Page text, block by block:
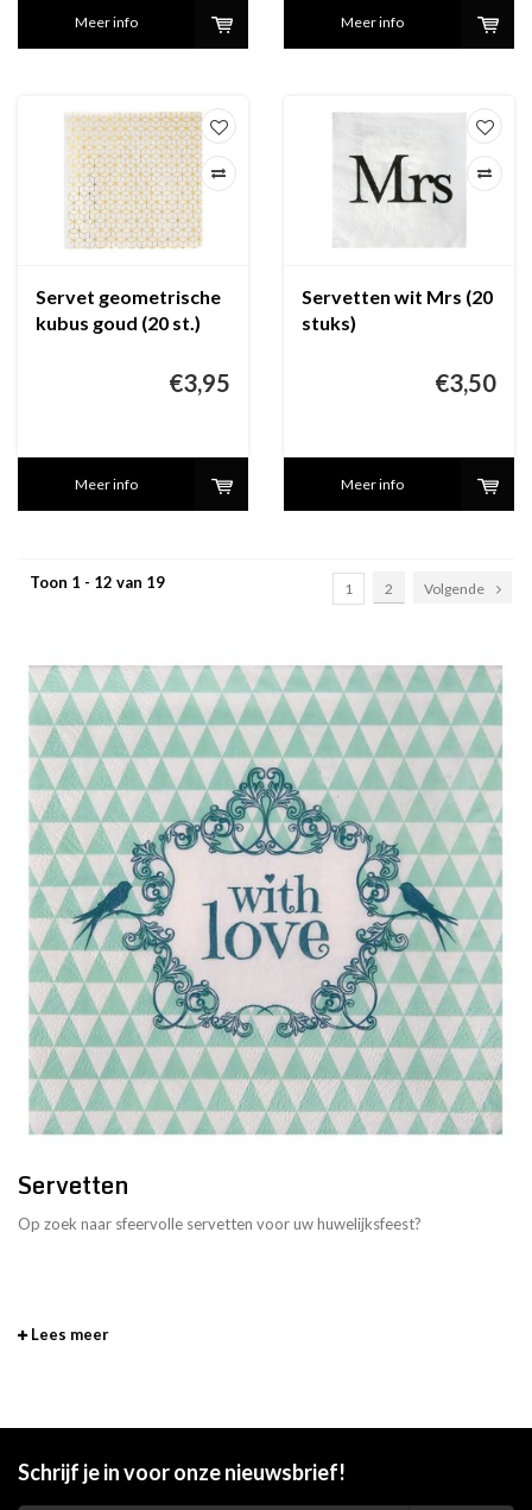
Meer info Meer info
Servet geometrische
kubus goud (20 st.)
€3,95
Meer info
Servetten wit Mrs (20
stuks)
€3,50
Meer info
Toon 1 - 12 van 19 1 2 Volgende
Servetten
Op zoek naar sfeervolle servetten voor uw huwelijksfeest?
Lees meer
Schrijf je in voor onze nieuwsbrief!